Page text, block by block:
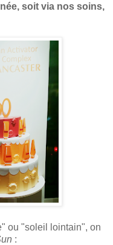
soit via nos soins,
ou "soleil lointain", on
: